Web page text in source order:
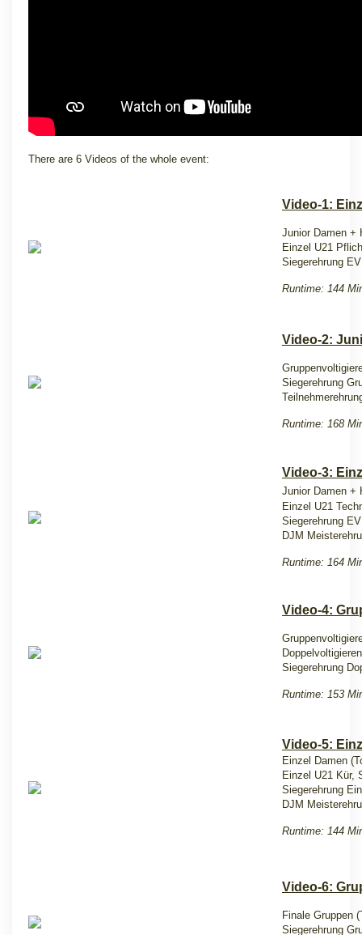
There are 6 Videos of the whole event:
Video-1:
Junior Damen +
Einzel U21
Siegerehrung
Runtime: 144
Video-2:
Siegerehrung
Runtime: 168
Video-3:
Junior Damen +
Einzel U21
Siegerehrung
DJM
Runtime: 164
Video-4:
Siegerehrung
Runtime: 153
Video-5:
Einzel Damen
Einzel U21 Kür,
Siegerehrung
DJM
Runtime: 144
Video-6:
Finale Gruppen
Siegerehrung